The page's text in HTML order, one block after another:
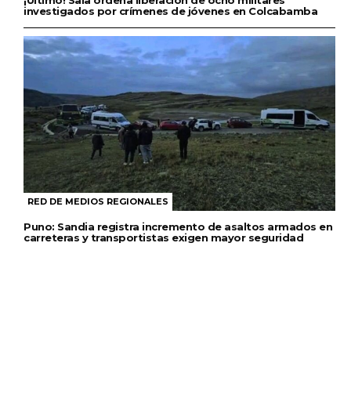
investigados por crímenes de jóvenes en Colcabamba
RED DE MEDIOS REGIONALES
Puno: Sandia registra incremento de asaltos armados en
carreteras y transportistas exigen mayor seguridad